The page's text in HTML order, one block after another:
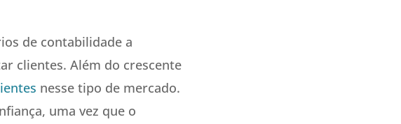
de contabilidade a
clientes. Além do crescente
nesse tipo de mercado.
uma vez que o